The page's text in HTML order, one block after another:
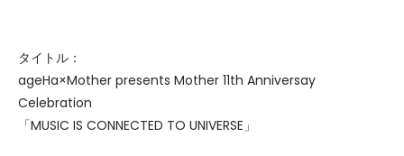
タイトル：
ageHa×Mother presents Mother 11th Anniversay
Celebration
「MUSIC IS CONNECTED TO UNIVERSE」